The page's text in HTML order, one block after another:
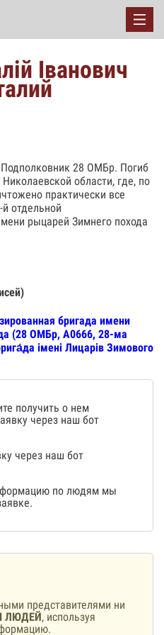
Іванович
28 ОМБр. Погиб
области, где, по
практически все
отдельной
рыцарей Зимнего похода
бригада имени
(28 ОМБр, А0666, 28-ма
імені Лицарів Зимового
получить о нем
через наш бот
через наш бот
по людям мы
представителями ни
ЛЮДЕЙ, используя